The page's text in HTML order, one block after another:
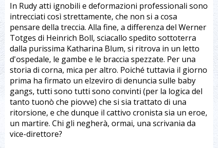
In Rudy atti ignobili e deformazioni professionali sono
intrecciati così strettamente, che non si a cosa
pensare della treccia. Alla fine, a differenza del Werner
Totges di Heinrich Boll, sciacallo spedito sottoterra
dalla purissima Katharina Blum, si ritrova in un letto
d'ospedale, le gambe e le braccia spezzate. Per una
storia di corna, mica per altro. Poiché tuttavia il giorno
prima ha firmato un elzeviro di denuncia sulle baby
gangs, tutti sono tutti sono convinti (per la logica del
tanto tuonò che piovve) che si sia trattato di una
ritorsione, e che dunque il cattivo cronista sia un eroe,
un martire. Chi gli negherà, ormai, una scrivania da
vice-direttore?